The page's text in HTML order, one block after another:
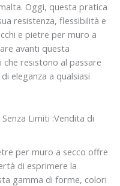
Oggi, questa pratica
resistenza, flessibilità e
e pietre per muro a
avanti questa
resistono al passare
eleganza a qualsiasi
Limiti :Vendita di
per muro a secco offre
di esprimere la
gamma di forme, colori